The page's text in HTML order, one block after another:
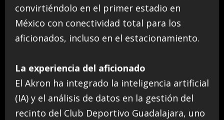
convirtiéndolo en el primer estadio en
México con conectividad total para los
aficionados, incluso en el estacionamiento.
La experiencia del aficionado
El Akron ha integrado la inteligencia artificial
(IA) y el análisis de datos en la gestión del
recinto del Club Deportivo Guadalajara, uno